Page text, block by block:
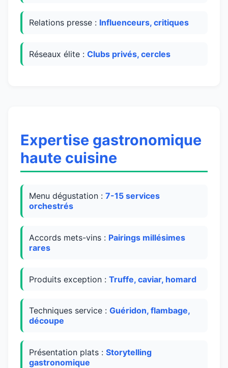
Relations presse : Influenceurs, critiques
Réseaux élite : Clubs privés, cercles
Expertise gastronomique
haute cuisine
Menu dégustation : 7-15 services
orchestrés
Accords mets-vins : Pairings millésimes
rares
Produits exception : Truffe, caviar, homard
Techniques service : Guéridon, flambage,
découpe
Présentation plats : Storytelling
gastronomique